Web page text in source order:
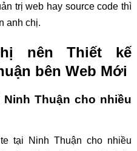
trị web hay source code thì
anh chị.
nên Thiết kế
bên Web Mới
Thuận cho nhiều
tại Ninh Thuận cho nhiều